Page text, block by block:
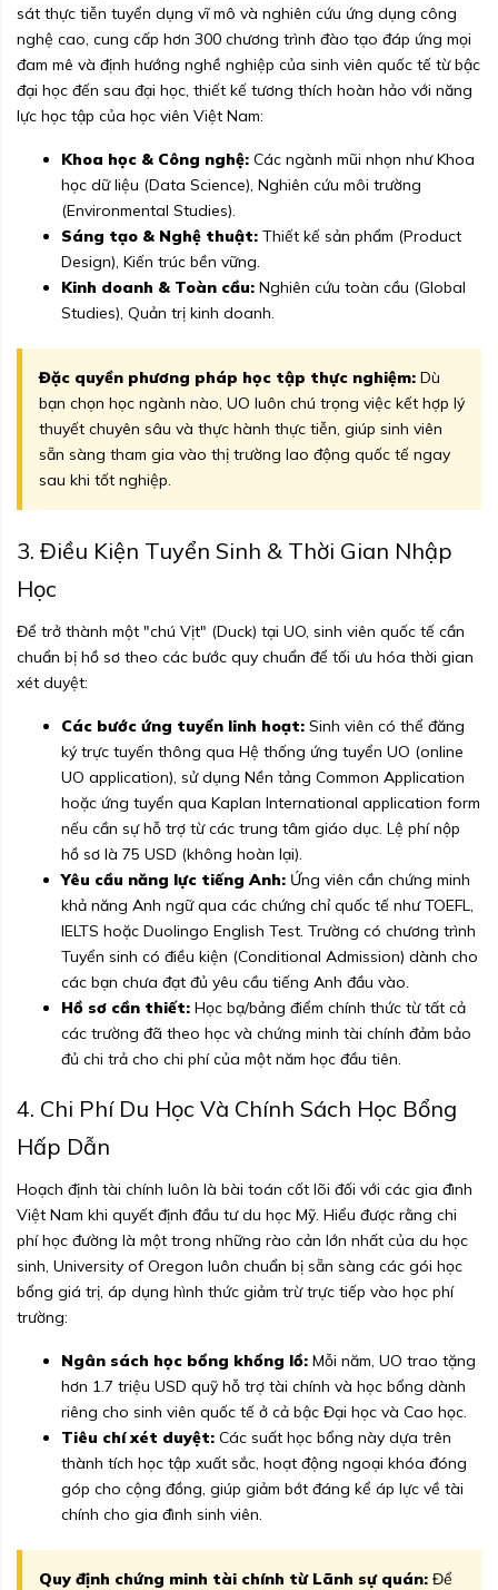
sát thực tiễn tuyển dụng vĩ mô và nghiên cứu ứng dụng công
nghệ cao, cung cấp hơn 300 chương trình đào tạo đáp ứng mọi
đam mê và định hướng nghề nghiệp của sinh viên quốc tế từ bậc
đại học đến sau đại học, thiết kế tương thích hoàn hảo với năng
lực học tập của học viên Việt Nam:
Khoa học & Công nghệ: Các ngành mũi nhọn như Khoa
học dữ liệu (Data Science), Nghiên cứu môi trường
(Environmental Studies).
Sáng tạo & Nghệ thuật: Thiết kế sản phẩm (Product
Design), Kiến trúc bền vững.
Kinh doanh & Toàn cầu: Nghiên cứu toàn cầu (Global
Studies), Quản trị kinh doanh.
Đặc quyền phương pháp học tập thực nghiệm: Dù
bạn chọn học ngành nào, UO luôn chú trọng việc kết hợp lý
thuyết chuyên sâu và thực hành thực tiễn, giúp sinh viên
sẵn sàng tham gia vào thị trường lao động quốc tế ngay
sau khi tốt nghiệp.
3. Điều Kiện Tuyển Sinh & Thời Gian Nhập
Học
Để trở thành một "chú Vịt" (Duck) tại UO, sinh viên quốc tế cần
chuẩn bị hồ sơ theo các bước quy chuẩn để tối ưu hóa thời gian
xét duyệt:
Các bước ứng tuyển linh hoạt: Sinh viên có thể đăng
ký trực tuyến thông qua Hệ thống ứng tuyển UO (online
UO application), sử dụng Nền tảng Common Application
hoặc ứng tuyển qua Kaplan International application form
nếu cần sự hỗ trợ từ các trung tâm giáo dục. Lệ phí nộp
hồ sơ là 75 USD (không hoàn lại).
Yêu cầu năng lực tiếng Anh: Ứng viên cần chứng minh
khả năng Anh ngữ qua các chứng chỉ quốc tế như TOEFL,
IELTS hoặc Duolingo English Test. Trường có chương trình
Tuyển sinh có điều kiện (Conditional Admission) dành cho
các bạn chưa đạt đủ yêu cầu tiếng Anh đầu vào.
Hồ sơ cần thiết: Học bạ/bảng điểm chính thức từ tất cả
các trường đã theo học và chứng minh tài chính đảm bảo
đủ chi trả cho chi phí của một năm học đầu tiên.
4. Chi Phí Du Học Và Chính Sách Học Bổng
Hấp Dẫn
Hoạch định tài chính luôn là bài toán cốt lõi đối với các gia đình
Việt Nam khi quyết định đầu tư du học Mỹ. Hiểu được rằng chi
phí học đường là một trong những rào cản lớn nhất của du học
sinh, University of Oregon luôn chuẩn bị sẵn sàng các gói học
bổng giá trị, áp dụng hình thức giảm trừ trực tiếp vào học phí
trường:
Ngân sách học bổng khổng lồ: Mỗi năm, UO trao tặng
hơn 1.7 triệu USD quỹ hỗ trợ tài chính và học bổng dành
riêng cho sinh viên quốc tế ở cả bậc Đại học và Cao học.
Tiêu chí xét duyệt: Các suất học bổng này dựa trên
thành tích học tập xuất sắc, hoạt động ngoại khóa đóng
góp cho cộng đồng, giúp giảm bớt đáng kể áp lực về tài
chính cho gia đình sinh viên.
Quy định chứng minh tài chính từ Lãnh sự quán: Để